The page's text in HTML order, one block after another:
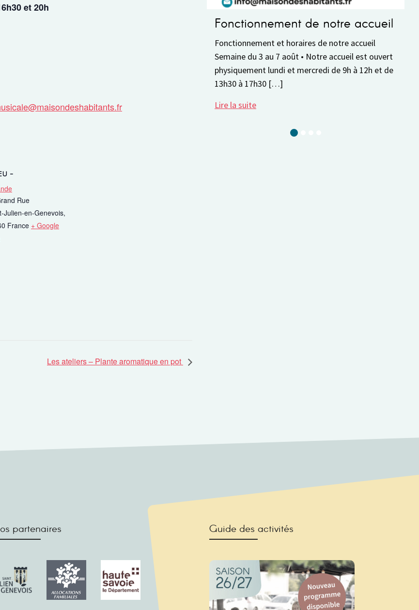
et 20h
Rue
Julien-en-Genevois,
France + Google
Les ateliers – Plante aromatique en pot
Pause estivale du 8 au 30 août
La Maison des Habitants fera sa pause estivale du
8 au 30 août. Avant notre fermeture, pensez à
réserver votre place pour vos activités de la saison
2026-2027. Vous serez […]
Lire la suite
partenaires Guide des activités